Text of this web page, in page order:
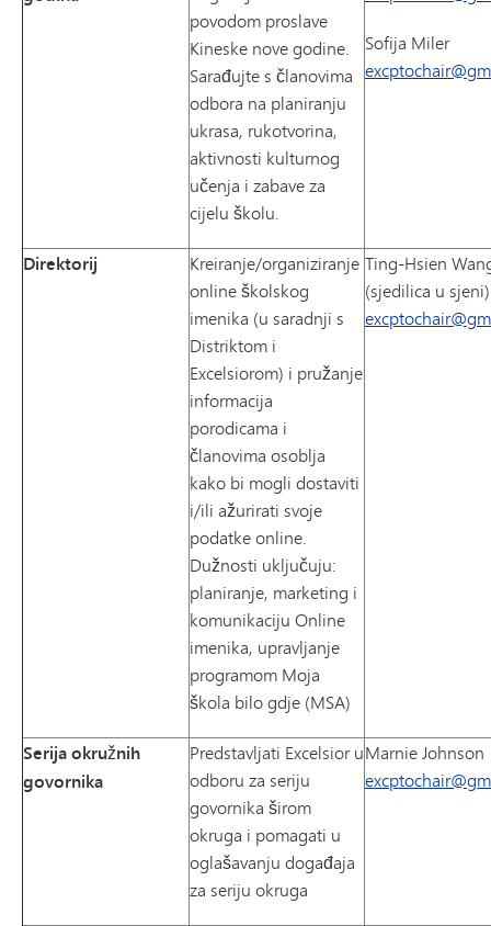
povodom proslave
Kineske nove godine.
Sarađujte s članovima
odbora na planiranju
ukrasa, rukotvorina,
aktivnosti kulturnog
učenja i zabave za
cijelu školu.
Sofija Miler
Direktorij
Kreiranje/organiziranje
online školskog
imenika (u saradnji s
Distriktom i
Excelsiorom) i pružanje
informacija
porodicama i
članovima osoblja
kako bi mogli dostaviti
i/ili ažurirati svoje
podatke online.
Dužnosti uključuju:
planiranje, marketing i
komunikaciju Online
imenika, upravljanje
programom Moja
škola bilo gdje (MSA)
Ting-Hsien
(sjedilica u sjeni)
Serija okružnih
govornika
Predstavljati Excelsior u
odboru za seriju
govornika širom
okruga i pomagati u
oglašavanju događaja
za seriju okruga
Marnie Johnson